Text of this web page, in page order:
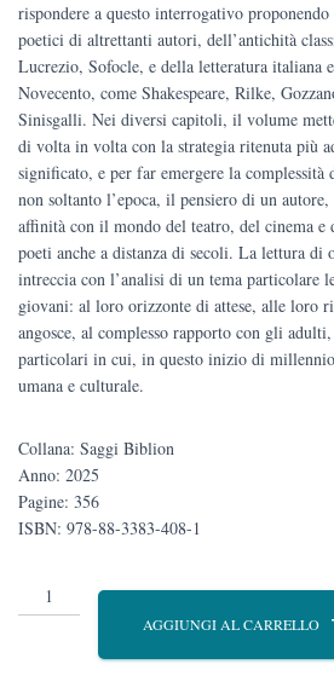
rispondere a questo interrogativo
poetici di altrettanti autori, dell’antichità
Lucrezio, Sofocle, e della letteratura italiana
Novecento, come Shakespeare, Rilke,
Sinisgalli. Nei diversi capitoli, il volume
di volta in volta con la strategia ritenuta più
significato, e per far emergere la complessità
non soltanto l’epoca, il pensiero di un
affinità con il mondo del teatro, del cinema
poeti anche a distanza di secoli. La lettura di
intreccia con l’analisi di un tema particolare
giovani: al loro orizzonte di attese, alle loro
angosce, al complesso rapporto con gli
particolari in cui, in questo inizio di
umana e culturale.
Collana: Saggi Biblion
Anno: 2025
Pagine: 356
ISBN: 978-88-3383-408-1
Stella
sospesa
AGGIUNGI AL CARRELLO